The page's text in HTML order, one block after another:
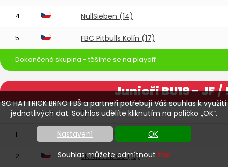
SC HATTRICK BRNO FBŠ a partneři potřebují Váš souhlas k využití
jednotlivých dat. Souhlas udělíte kliknutím na políčko „OK“.
Nastavení OK
Souhlas můžete odmítnout zde
4 NullSieben (14)
5 FBC Pitbulls Kolín (17)
Dokončená skupina - těšíme se na playoff
Junioři BU19 - JF/
poř. Nár. Tým
1 Asper Šumperk (15)
2 SK Meťák ČB (13)